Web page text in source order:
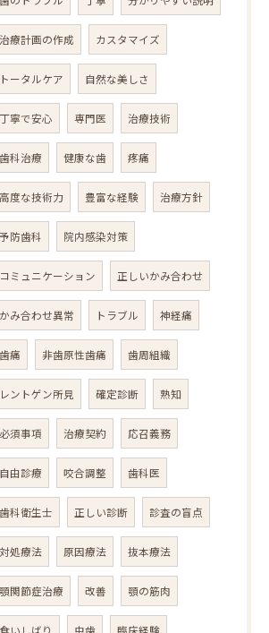
治療計画の作成 カスタマイズ
トータルケア 自然な美しさ
丁寧で安心 専門医 治療技術
歯科治療 健康な歯 疼痛
高度な技術力 豊富な経験 治療方針
予防歯科 院内感染対策
コミュニケーション 正しいかみ合わせ
かみ合わせ異常 トラブル 神経痛
歯痛 非歯原性歯痛 歯周組織
レントゲン所見 確定診断 熟知
必須事項 治療契約 応召義務
自由診療 咬合調整 歯科医
歯科衛生士 正しい診断 診査の盲点
対処療法 原因療法 抜本療法
顎関節症治療 改善 顎の筋肉